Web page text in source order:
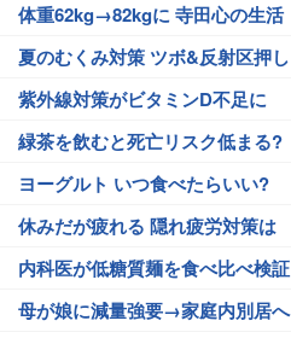
体重62kg→82kgに 寺田心の生活
夏のむくみ対策 ツボ&反射区押し
紫外線対策がビタミンD不足に
緑茶を飲むと死亡リスク低まる?
ヨーグルト いつ食べたらいい?
休みだが疲れる 隠れ疲労対策は
内科医が低糖質麺を食べ比べ検証
母が娘に減量強要→家庭内別居へ